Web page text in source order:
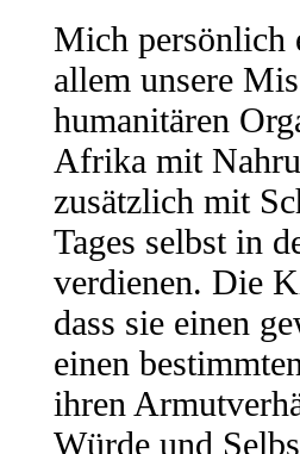
Mich persönlich
allem unsere
humanitären
Afrika mit
zusätzlich mit
Tages selbst in
verdienen. Die
dass sie einen
einen
ihren
Würde und